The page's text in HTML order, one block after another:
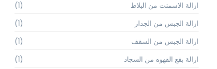
ازالة الاسمنت من البلاط
(1)
ازالة الجبس من الجدار
(1)
ازالة الجبس من السقف
(1)
ازالة بقع القهوه من السجاد
(1)